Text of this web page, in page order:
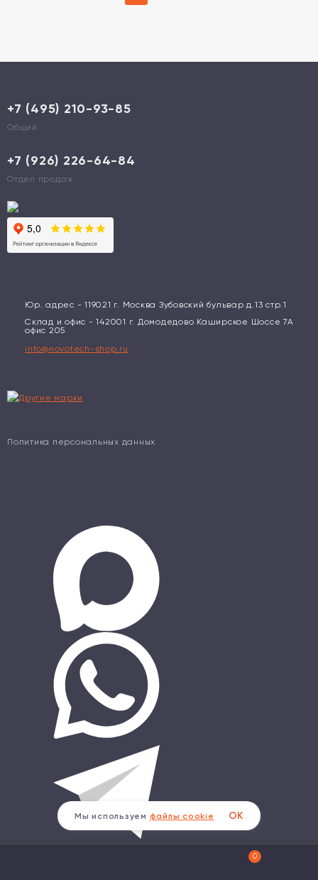
+7 (495) 210-93-85
Общий
+7 (926) 226-64-84
Отдел продаж
Юр. адрес - 119021 г. Москва Зубовский бульвар д.13 стр.1
Склад и офис - 142001 г. Домодедово Каширское Шоссе 7А
офис 205
info@novotech-shop.ru
Политика персональных данных
0
Мы используем файлы cookie ОК